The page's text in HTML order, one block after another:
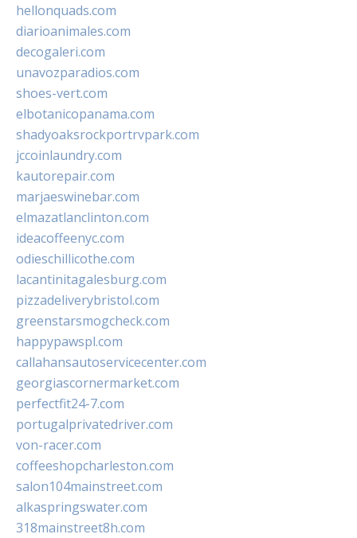
hellonquads.com
diarioanimales.com
decogaleri.com
unavozparadios.com
shoes-vert.com
elbotanicopanama.com
shadyoaksrockportrvpark.com
jccoinlaundry.com
kautorepair.com
marjaeswinebar.com
elmazatlanclinton.com
ideacoffeenyc.com
odieschillicothe.com
lacantinitagalesburg.com
pizzadeliverybristol.com
greenstarsmogcheck.com
happypawspl.com
callahansautoservicecenter.com
georgiascornermarket.com
perfectfit24-7.com
portugalprivatedriver.com
von-racer.com
coffeeshopcharleston.com
salon104mainstreet.com
alkaspringswater.com
318mainstreet8h.com